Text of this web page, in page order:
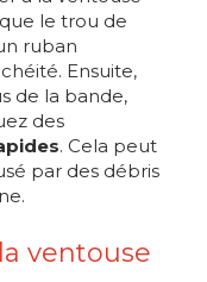
le trou de
ruban
Ensuite,
de la bande,
des
. Cela peut
par des débris
ventouse